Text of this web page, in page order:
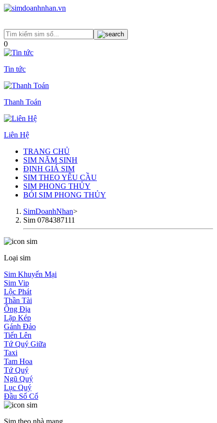
0
Tin tức
Thanh Toán
Liên Hệ
TRANG CHỦ
SIM NĂM SINH
ĐỊNH GIÁ SIM
SIM THEO YÊU CẦU
SIM PHONG THỦY
BÓI SIM PHONG THỦY
SimDoanhNhan>
Sim 0784387111
Loại sim
Sim Khuyến Mại
Sim Vip
Lộc Phát
Thần Tài
Ông Địa
Lặp Kép
Gánh Đảo
Tiến Lên
Tứ Quý Giữa
Taxi
Tam Hoa
Tứ Quý
Ngũ Quý
Lục Quý
Đầu Số Cổ
Sim theo nhà mạng